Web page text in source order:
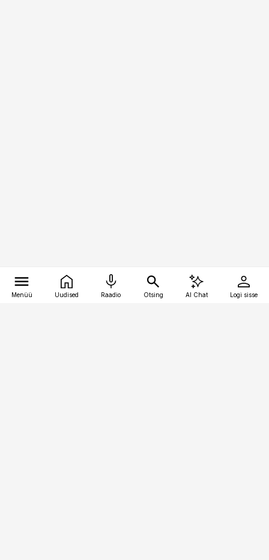
Menüü Uudised Raadio Otsing AI Chat Logi sisse